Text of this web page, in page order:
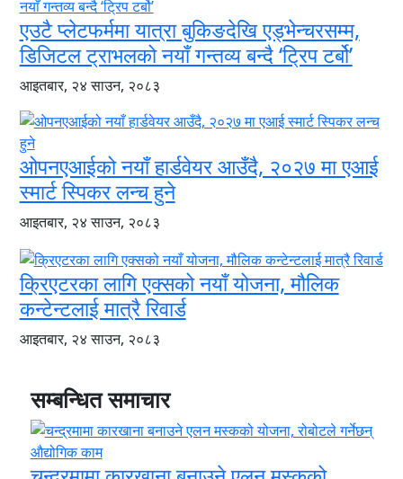
एउटै प्लेटफर्ममा यात्रा बुकिङदेखि एड्भेन्चरसम्म,
डिजिटल ट्राभलको नयाँ गन्तव्य बन्दै ‘ट्रिप टर्बो’
आइतबार, २४ साउन, २०८३
ओपनएआईको नयाँ हार्डवेयर आउँदै, २०२७ मा एआई
स्मार्ट स्पिकर लन्च हुने
आइतबार, २४ साउन, २०८३
क्रिएटरका लागि एक्सको नयाँ योजना, मौलिक
कन्टेन्टलाई मात्रै रिवार्ड
आइतबार, २४ साउन, २०८३
सम्बन्धित समाचार